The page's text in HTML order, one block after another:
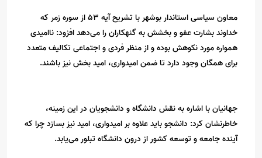
معاون سیاسی استاندار بوشهر با تشریح آیه ۵۳ از سوره زمر که
خداوند بشارت عفو و بخشش به گنهکاران را می‌دهد افزود: ناامیدی
همواره مورد نکوهش بوده و از منظر فردی و اجتماعی تکالیف متعدد
برای همگان وجود دارد تا ضمن امیدواری، امید بخش نیز باشند.
جهانیان با اشاره به نقش دانشگاه و دانشجویان در این زمینه،
خاطرنشان کرد: دانشجو باید علاوه بر امیدواری، امید نیز بسازد چرا که
آینده جامعه و توسعه کشور از درون دانشگاه تبلور می‌یابد.